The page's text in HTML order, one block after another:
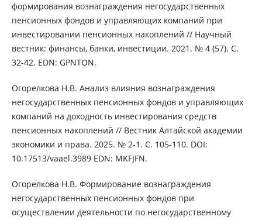
формирования вознаграждения негосударственных
пенсионных фондов и управляющих компаний при
инвестировании пенсионных накоплений // Научный
вестник: финансы, банки, инвестиции. 2021. № 4 (57). С.
32-42. EDN: GPNTON.
Огорелкова Н.В. Анализ влияния вознаграждения
негосударственных пенсионных фондов и управляющих
компаний на доходность инвестирования средств
пенсионных накоплений // Вестник Алтайской академии
экономики и права. 2025. № 2-1. С. 105-110. DOI:
10.17513/vaael.3989 EDN: MKFJFN.
Огорелкова Н.В. Формирование вознаграждения
негосударственных пенсионных фондов при
осуществлении деятельности по негосударственному